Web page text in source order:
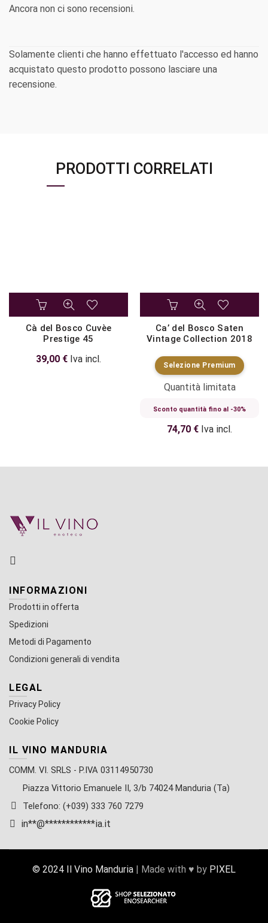
Ancora non ci sono recensioni.
Solamente clienti che hanno effettuato l'accesso ed hanno
acquistato questo prodotto possono lasciare una
recensione.
PRODOTTI CORRELATI
Cà del Bosco Cuvèe
Prestige 45
39,00 € Iva incl.
Ca’ del Bosco Saten
Vintage Collection 2018
Selezione Premium
Quantità limitata
Sconto quantità fino al -30%
74,70 € Iva incl.
INFORMAZIONI
Prodotti in offerta
Spedizioni
Metodi di Pagamento
Condizioni generali di vendita
LEGAL
Privacy Policy
Cookie Policy
IL VINO MANDURIA
COMM. VI. SRLS - P.IVA 03114950730
Piazza Vittorio Emanuele II, 3/b 74024 Manduria (Ta)
Telefono: (+039) 333 760 7279
in**@************ia.it
© 2024 Il Vino Manduria | Made with ♥ by PIXEL